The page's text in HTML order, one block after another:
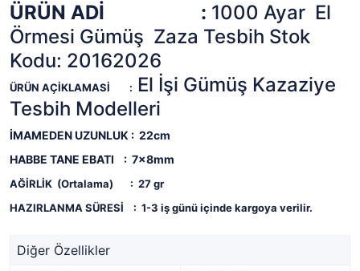
ÜRÜN ADİ : 1000 Ayar El
Örmesi Gümüş Zaza Tesbih Stok
Kodu: 20162026
ÜRÜN AÇİKLAMASİ : El İşi Gümüş Kazaziye
Tesbih Modelleri
İMAMEDEN UZUNLUK : 22cm
HABBE TANE EBATI : 7x8mm
AĞİRLİK (Ortalama) : 27gr
HAZIRLANMA SÜRESİ
: 1-3 iş günü içinde kargoya verilir.
Diğer Özellikler